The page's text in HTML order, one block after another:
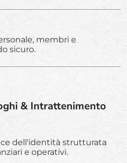
membri e
sicuro.
& Intrattenimento
dell'identità strutturata
e operativi.